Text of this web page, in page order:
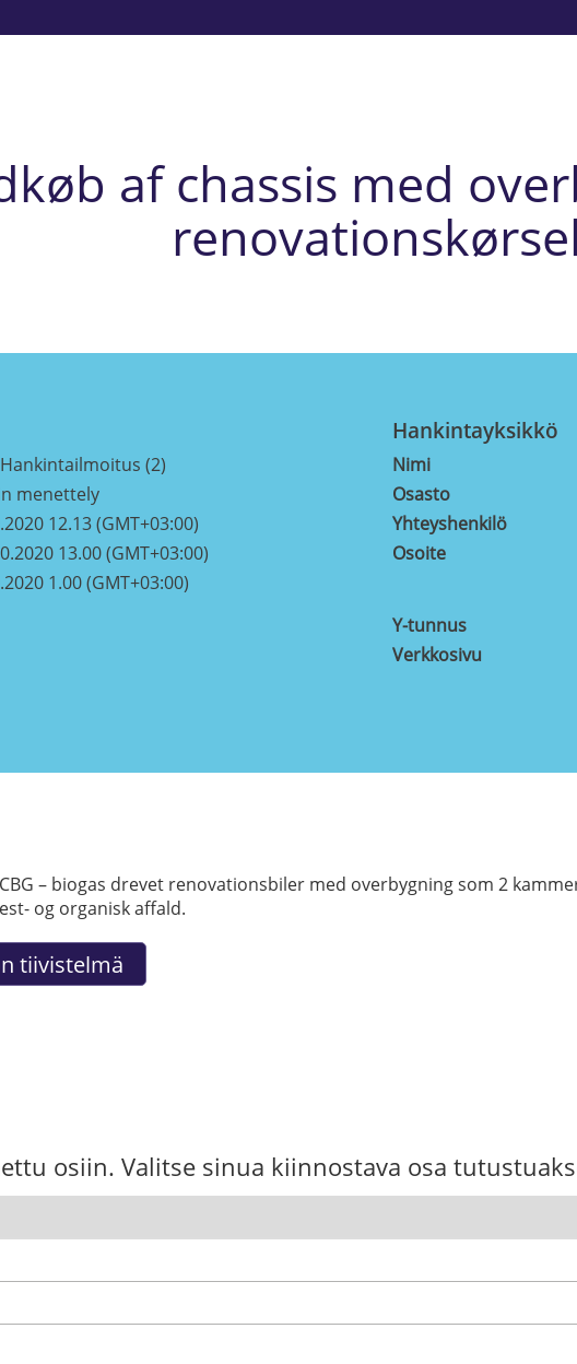
af chassis med
renovationskørsel
(2)
menettely
12.13 (GMT+03:00)
13.00 (GMT+03:00)
1.00 (GMT+03:00)
Hankintayksikkö
Nimi
Osasto
Yhteyshenkilö
Osoite
Y-tunnus
Verkkosivu
– biogas drevet renovationsbiler med overbygning som 2
og organisk affald.
osiin. Valitse sinua kiinnostava osa